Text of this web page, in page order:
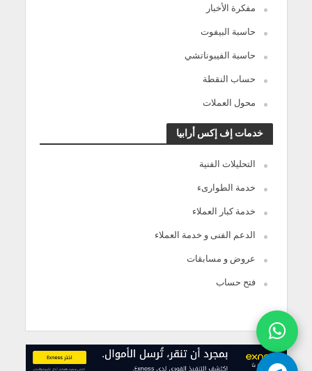
مفكرة الأخبار
حاسبة البيفوت
حاسبة الفيبوناتشي
حساب النقطة
محول العملات
خدمات إف إكس أرابيا
التحليلات الفنية
خدمة الطوارىء
خدمة كبار العملاء
الدعم الفنى و خدمة العملاء
عروض و مسابقات
فتح حساب